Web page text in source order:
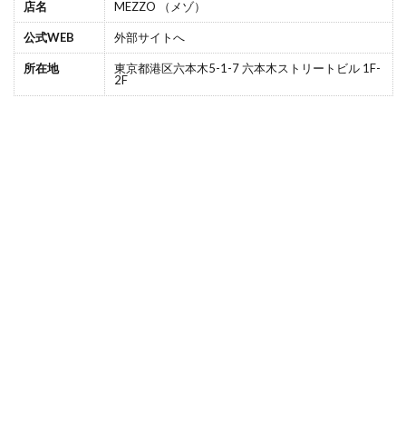
店名 MEZZO （メゾ）
公式WEB 外部サイトへ
所在地
東京都港区六本木5-1-7 六本木ストリートビル 1F-
2F